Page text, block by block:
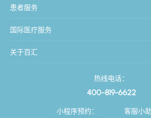
患者服务
国际医疗服务
关于百汇
热线电话：
400-819-6622
小程序预约： 客服小助